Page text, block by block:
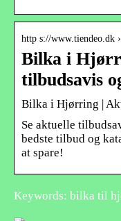
http s://www.tiendeo.dk
Bilka i
tilbudsavis
Bilka i Hjørring |
Se aktuelle
bedste tilbud og
at spare!
Keywords: bilka til